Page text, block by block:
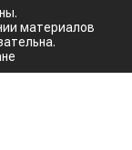
материалов